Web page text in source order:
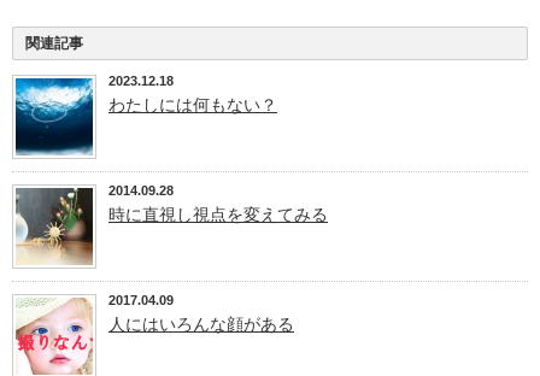
関連記事
2023.12.18
わたしには何もない？
2014.09.28
時に直視し視点を変えてみる
2017.04.09
人にはいろんな顔がある